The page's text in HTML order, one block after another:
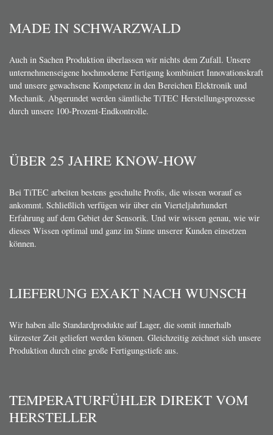
MADE IN SCHWARZWALD
Auch in Sachen Produktion überlassen wir nichts dem Zufall. Unsere
unternehmenseigene hochmoderne Fertigung kombiniert Innovationskraft
und unsere gewachsene Kompetenz in den Bereichen Elektronik und
Mechanik. Abgerundet werden sämtliche TiTEC Herstellungsprozesse
durch unsere 100-Prozent-Endkontrolle.
ÜBER 25 JAHRE KNOW-HOW
Bei TiTEC arbeiten bestens geschulte Profis, die wissen worauf es
ankommt. Schließlich verfügen wir über ein Vierteljahrhundert
Erfahrung auf dem Gebiet der Sensorik. Und wir wissen genau, wie wir
dieses Wissen optimal und ganz im Sinne unserer Kunden einsetzen
können.
LIEFERUNG EXAKT NACH WUNSCH
Wir haben alle Standardprodukte auf Lager, die somit innerhalb
kürzester Zeit geliefert werden können. Gleichzeitig zeichnet sich unsere
Produktion durch eine große Fertigungstiefe aus.
TEMPERATURFÜHLER DIREKT VOM
HERSTELLER